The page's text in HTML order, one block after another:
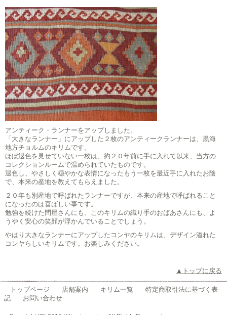
アンティーク・ランナーをアップしました。
「大きなランナー」にアップした２枚のアンティークランナーは、黒海
地方チョルムのキリムです。
ほぼ退色を見せていない一枚は、約２０年前に手に入れて以来、当方の
コレクションルームで温められていたものです。
退色し、やさしく穏やかな表情になったもう一枚を最近手に入れたお陰
で、本来の産地を教えてもらえました。
２０年も別産地で呼ばれたランナーですが、本来の産地で呼ばれること
になったのは喜ばしい事です。
勉強を続けた問屋さんにも、このキリムの織り手のおばあさんにも、よ
うやく安心の笑顔が浮かんでいることでしょう。
やはり大きなランナーにアップしたコンヤのキリムは、デザイン溢れた
コンヤらしいキリムです。お楽しみください。
▲トップに戻る
トップページ 店舗案内 キリム一覧
特定商取引法に基づく表
記
お問い合わせ